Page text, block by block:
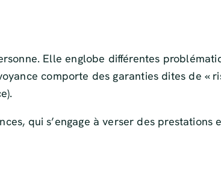
Elle englobe différentes
comporte des garanties dites de «
qui s’engage à verser des prestations